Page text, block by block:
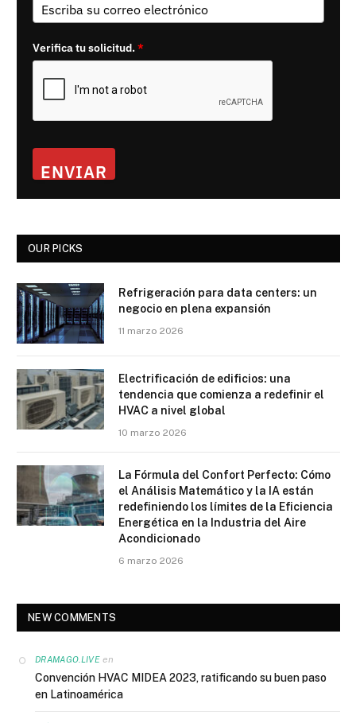
Verifica tu solicitud.*
ENVIAR
OUR PICKS
Refrigeración para data centers: un
negocio en plena expansión
11 marzo 2026
Electrificación de edificios: una
tendencia que comienza a redefinir el
HVAC a nivel global
10 marzo 2026
La Fórmula del Confort Perfecto: Cómo
el Análisis Matemático y la IA están
redefiniendo los límites de la Eficiencia
Energética en la Industria del Aire
Acondicionado
6 marzo 2026
NEW COMMENTS
DRAMAGO.LIVEen
Convención HVAC MIDEA 2023, ratificando su buen paso
en Latinoamérica